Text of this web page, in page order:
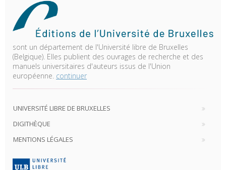
sont un département de l'Université libre de Bruxelles
(Belgique). Elles publient des ouvrages de recherche et des
manuels universitaires d'auteurs issus de l'Union
européenne. continuer
UNIVERSITÉ LIBRE DE BRUXELLES
DIGITHÈQUE
MENTIONS LÉGALES